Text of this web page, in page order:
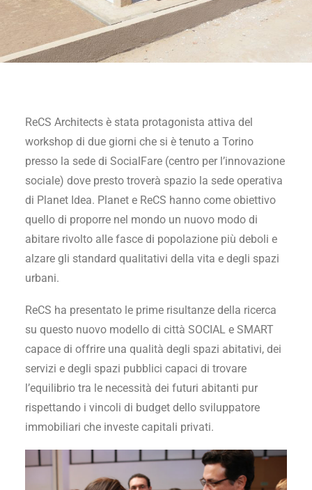
ReCS Architects è stata protagonista attiva del
workshop di due giorni che si è tenuto a Torino
presso la sede di SocialFare (centro per l’innovazione
sociale) dove presto troverà spazio la sede operativa
di Planet Idea. Planet e ReCS hanno come obiettivo
quello di proporre nel mondo un nuovo modo di
abitare rivolto alle fasce di popolazione più deboli e
alzare gli standard qualitativi della vita e degli spazi
urbani.
ReCS ha presentato le prime risultanze della ricerca
su questo nuovo modello di città SOCIAL e SMART
capace di offrire una qualità degli spazi abitativi, dei
servizi e degli spazi pubblici capaci di trovare
l’equilibrio tra le necessità dei futuri abitanti pur
rispettando i vincoli di budget dello sviluppatore
immobiliari che investe capitali privati.